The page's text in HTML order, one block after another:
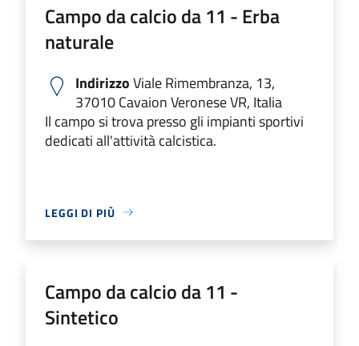
Campo da calcio da 11 - Erba
naturale
IndirizzoViale Rimembranza, 13,
37010 Cavaion Veronese VR, Italia
Il campo si trova presso gli impianti sportivi
dedicati all'attività calcistica.
LEGGI DI PIÙ
Campo da calcio da 11 -
Sintetico